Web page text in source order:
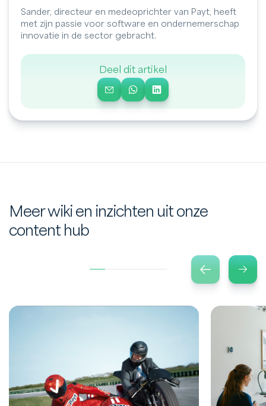
Sander, directeur en medeoprichter van Payt, heeft
met zijn passie voor software en ondernemerschap
innovatie in de sector gebracht.
Deel dit artikel
Meer wiki en inzichten uit onze
content hub